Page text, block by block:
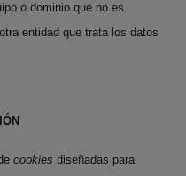
o dominio que no es
entidad que trata los datos
cookies diseñadas para